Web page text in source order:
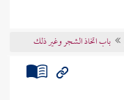
باب اتخاذ الشجر وغير ذلك